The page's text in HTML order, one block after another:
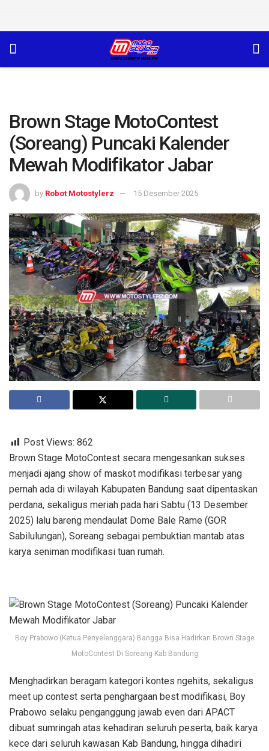
Brown Stage MotoContest
(Soreang) Puncaki Kalender
Mewah Modifikator Jabar
by Robot Motostylerz 15 Desember 2025
Post Views: 862
Brown Stage MotoContest secara mengesankan sukses
menjadi ajang show of maskot modifikasi terbesar yang
pernah ada di wilayah Kabupaten Bandung saat dipentaskan
perdana, sekaligus meriah pada hari Sabtu (13 Desember
2025) lalu bareng mendaulat Dome Bale Rame (GOR
Sabilulungan), Soreang sebagai pembuktian mantab atas
karya seniman modifikasi tuan rumah.
Boy Prabowo (Ketua Penyelenggara) Bangga Bisa Hadirkan Brown Stage
MotoContest Di Soreang Kab Bandung
Menghadirkan beragam kategori kontes ngehits, sekaligus
meet up contest serta penghargaan best modifikasi, Boy
Prabowo selaku penganggung jawab even dari APACT
dibuat sumringah atas kehadiran seluruh peserta, baik karya
kece dari seluruh kawasan Kab Bandung, hingga dihadiri